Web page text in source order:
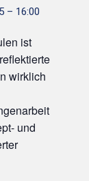
– 16:00
ist
wirklich
und